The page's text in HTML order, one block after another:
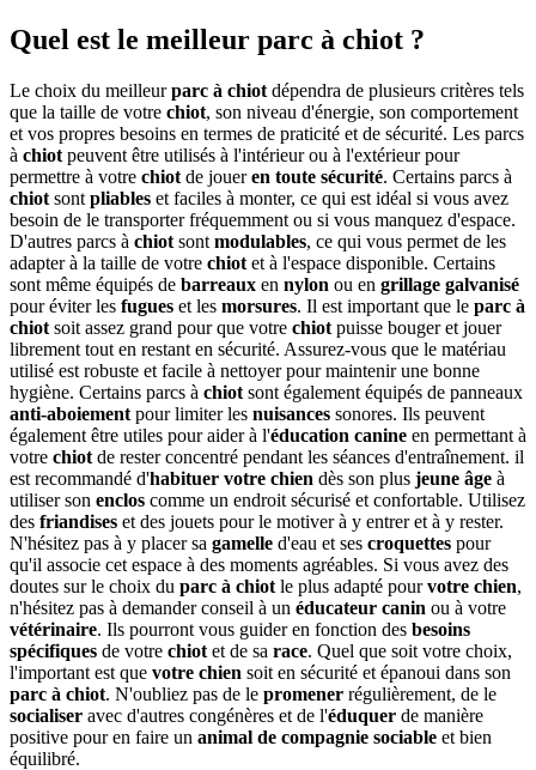
Quel est le meilleur parc à chiot ?
Le choix du meilleurparc à chiot dépendra de plusieurs critères tels
que la taille de votre chiot, son niveau d'énergie, son comportement
et vos propres besoins en termes de praticité et de sécurité. Les parcs
à chiot peuvent être utilisés à l'intérieur ou à l'extérieur pour
permettre à votre chiot de joueren toute sécurité. Certains parcs à
chiot sont pliables et faciles à monter, ce qui est idéal si vous avez
besoin de le transporter fréquemment ou si vous manquez d'espace.
D'autres parcs à chiot sont modulables, ce qui vous permet de les
adapter à la taille de votre chiot et à l'espace disponible. Certains
sont même équipés de barreaux en nylon ou en grillage galvanisé
pour éviter les fugues et les morsures. Il est important que le parc à
chiot soit assez grand pour que votre chiot puisse bouger et jouer
librement tout en restant en sécurité. Assurez-vous que le matériau
utilisé est robuste et facile à nettoyer pour maintenir une bonne
hygiène. Certains parcs à chiot sont également équipés de panneaux
anti-aboiement pour limiter les nuisances sonores. Ils peuvent
également être utiles pour aider à l'éducation canine en permettant à
votre chiot de rester concentré pendant les séances d'entraînement. il
est recommandé d'habituer votre chien dès son plus jeune âge à
utiliser son enclos comme un endroit sécurisé et confortable. Utilisez
des friandises et des jouets pour le motiver à y entrer et à y rester.
N'hésitez pas à y placer sa gamelle d'eau et ses croquettes pour
qu'il associe cet espace à des moments agréables. Si vous avez des
doutes sur le choix du parc à chiot le plus adapté pourvotre chien,
n'hésitez pas à demander conseil à un éducateur canin ou à votre
vétérinaire. Ils pourront vous guider en fonction des besoins
spécifiques de votre chiot et de sa race. Quel que soit votre choix,
l'important est que votre chien soit en sécurité et épanoui dans son
parc à chiot. N'oubliez pas de le promener régulièrement, de le
socialiser avec d'autres congénères et de l'éduquer de manière
positive pour en faire un animal de compagnie sociable et bien
équilibré.